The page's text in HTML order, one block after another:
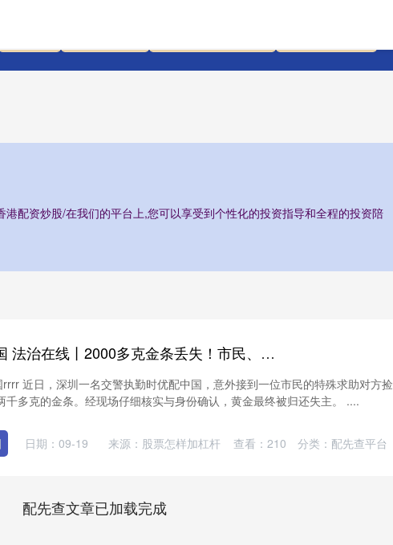
配资炒股/在我们的平台上,您可以享受到个性化的投资指导和全程的投资陪
优配中国 法治在线丨2000多克金条丢失！市民、交警合力搜寻归还原主
近日，深圳一名交警执勤时优配中国，意外接到一位市民的特殊求助对方捡
千多克的金条。经现场仔细核实与身份确认，黄金最终被归还失主。 ....
日期：09-19 来源：股票怎样加杠杆 查看： 210 分类： 配先查平台
配先查文章已加载完成